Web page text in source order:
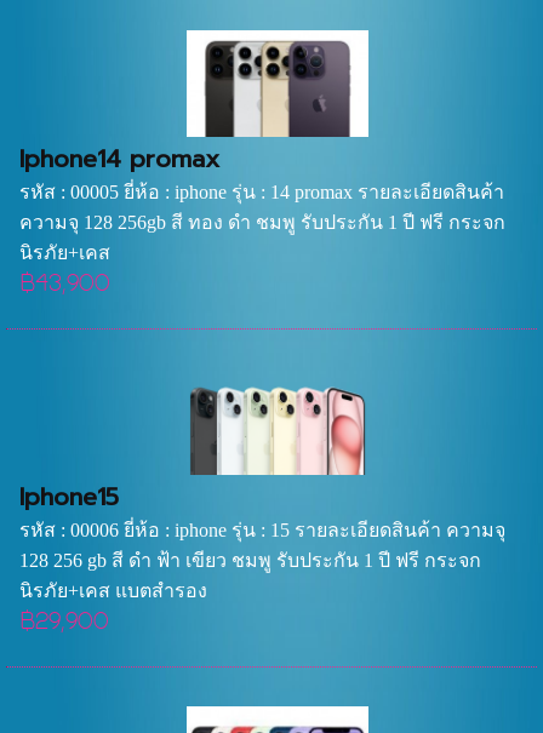
Iphone14 promax
รหัส : 00005 ยี่ห้อ : iphone รุ่น : 14 promax รายละเอียดสินค้า
ความจุ 128 256gb สี ทอง ดำ ชมพู รับประกัน 1 ปี ฟรี กระจก
นิรภัย+เคส
฿43,900
Iphone15
รหัส : 00006 ยี่ห้อ : iphone รุ่น : 15 รายละเอียดสินค้า ความจุ
128 256 gb สี ดำ ฟ้า เขียว ชมพู รับประกัน 1 ปี ฟรี กระจก
นิรภัย+เคส แบตสำรอง
฿29,900